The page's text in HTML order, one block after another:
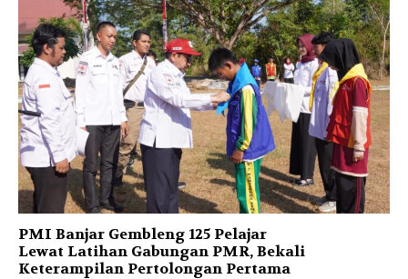
PMI Banjar Gembleng 125 Pelajar
Lewat Latihan Gabungan PMR, Bekali
Keterampilan Pertolongan Pertama